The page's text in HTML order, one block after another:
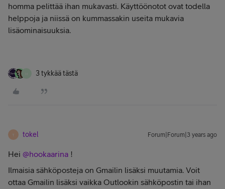
homma pelittää ihan mukavasti. Käyttöönotot ovat todella
helppoja ja niissä on kummassakin useita mukavia
lisäominaisuuksia.
3 tykkää tästä
T tokel Forum|Forum|3 years ago
Hei @hookaarina !
Ilmaisia sähköposteja on Gmailin lisäksi muutamia. Voit
ottaa Gmailin lisäksi vaikka Outlookin sähköpostin tai ihan